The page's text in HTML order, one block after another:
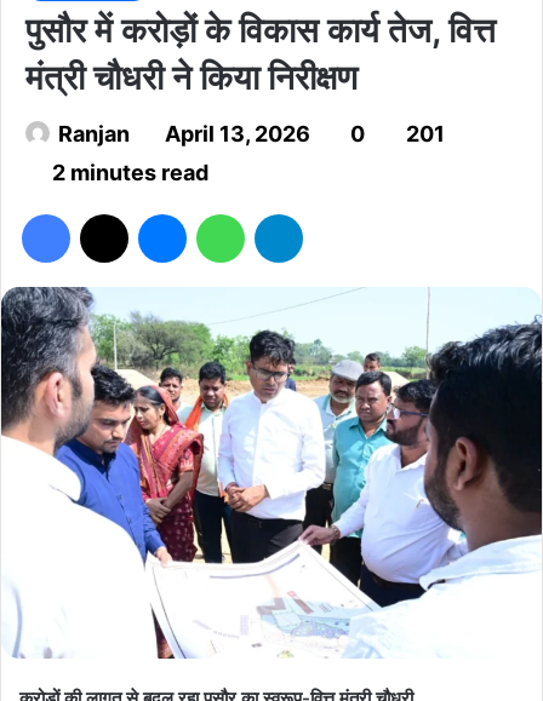
पुसौर में करोड़ों के विकास कार्य तेज, वित्त
मंत्री चौधरी ने किया निरीक्षण
Ranjan April 13, 2026 0
201
2 minutes read